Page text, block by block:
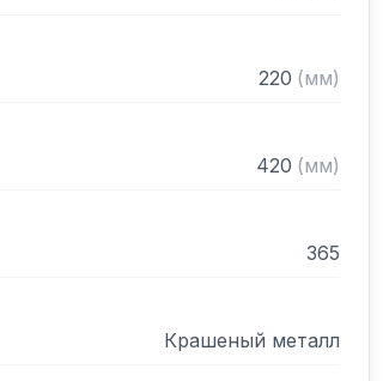
220 (мм)
420 (мм)
365
Крашеный металл